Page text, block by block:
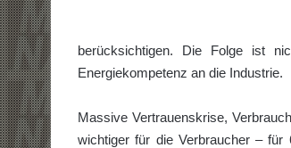
berücksichtigen. Die Folge ist
Energiekompetenz an die Industrie.
Massive Vertrauenskrise,
wichtiger für die Verbraucher –